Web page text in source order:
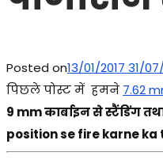
Posted on13/01/2017 31/
पिछले पोस्ट में हमने 7.62
9 mm कार्बाइन से स्टैंडिंग
position se fire karne ka